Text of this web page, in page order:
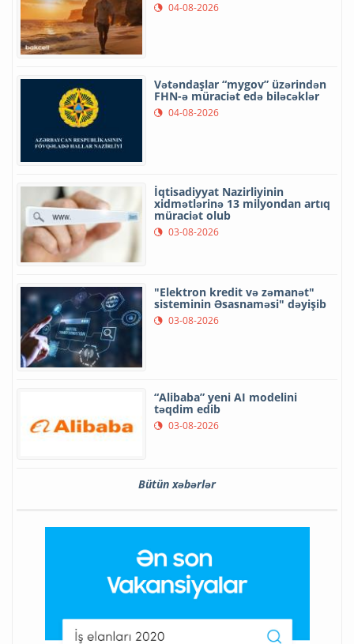
04-08-2026
Vətəndaşlar “mygov” üzərindən
FHN-ə müraciət edə biləcəklər
04-08-2026
İqtisadiyyat Nazirliyinin
xidmətlərinə 13 milyondan artıq
müraciət olub
03-08-2026
"Elektron kredit və zəmanət"
sisteminin Əsasnaməsi" dəyişib
03-08-2026
“Alibaba” yeni AI modelini
təqdim edib
03-08-2026
Bütün xəbərlər